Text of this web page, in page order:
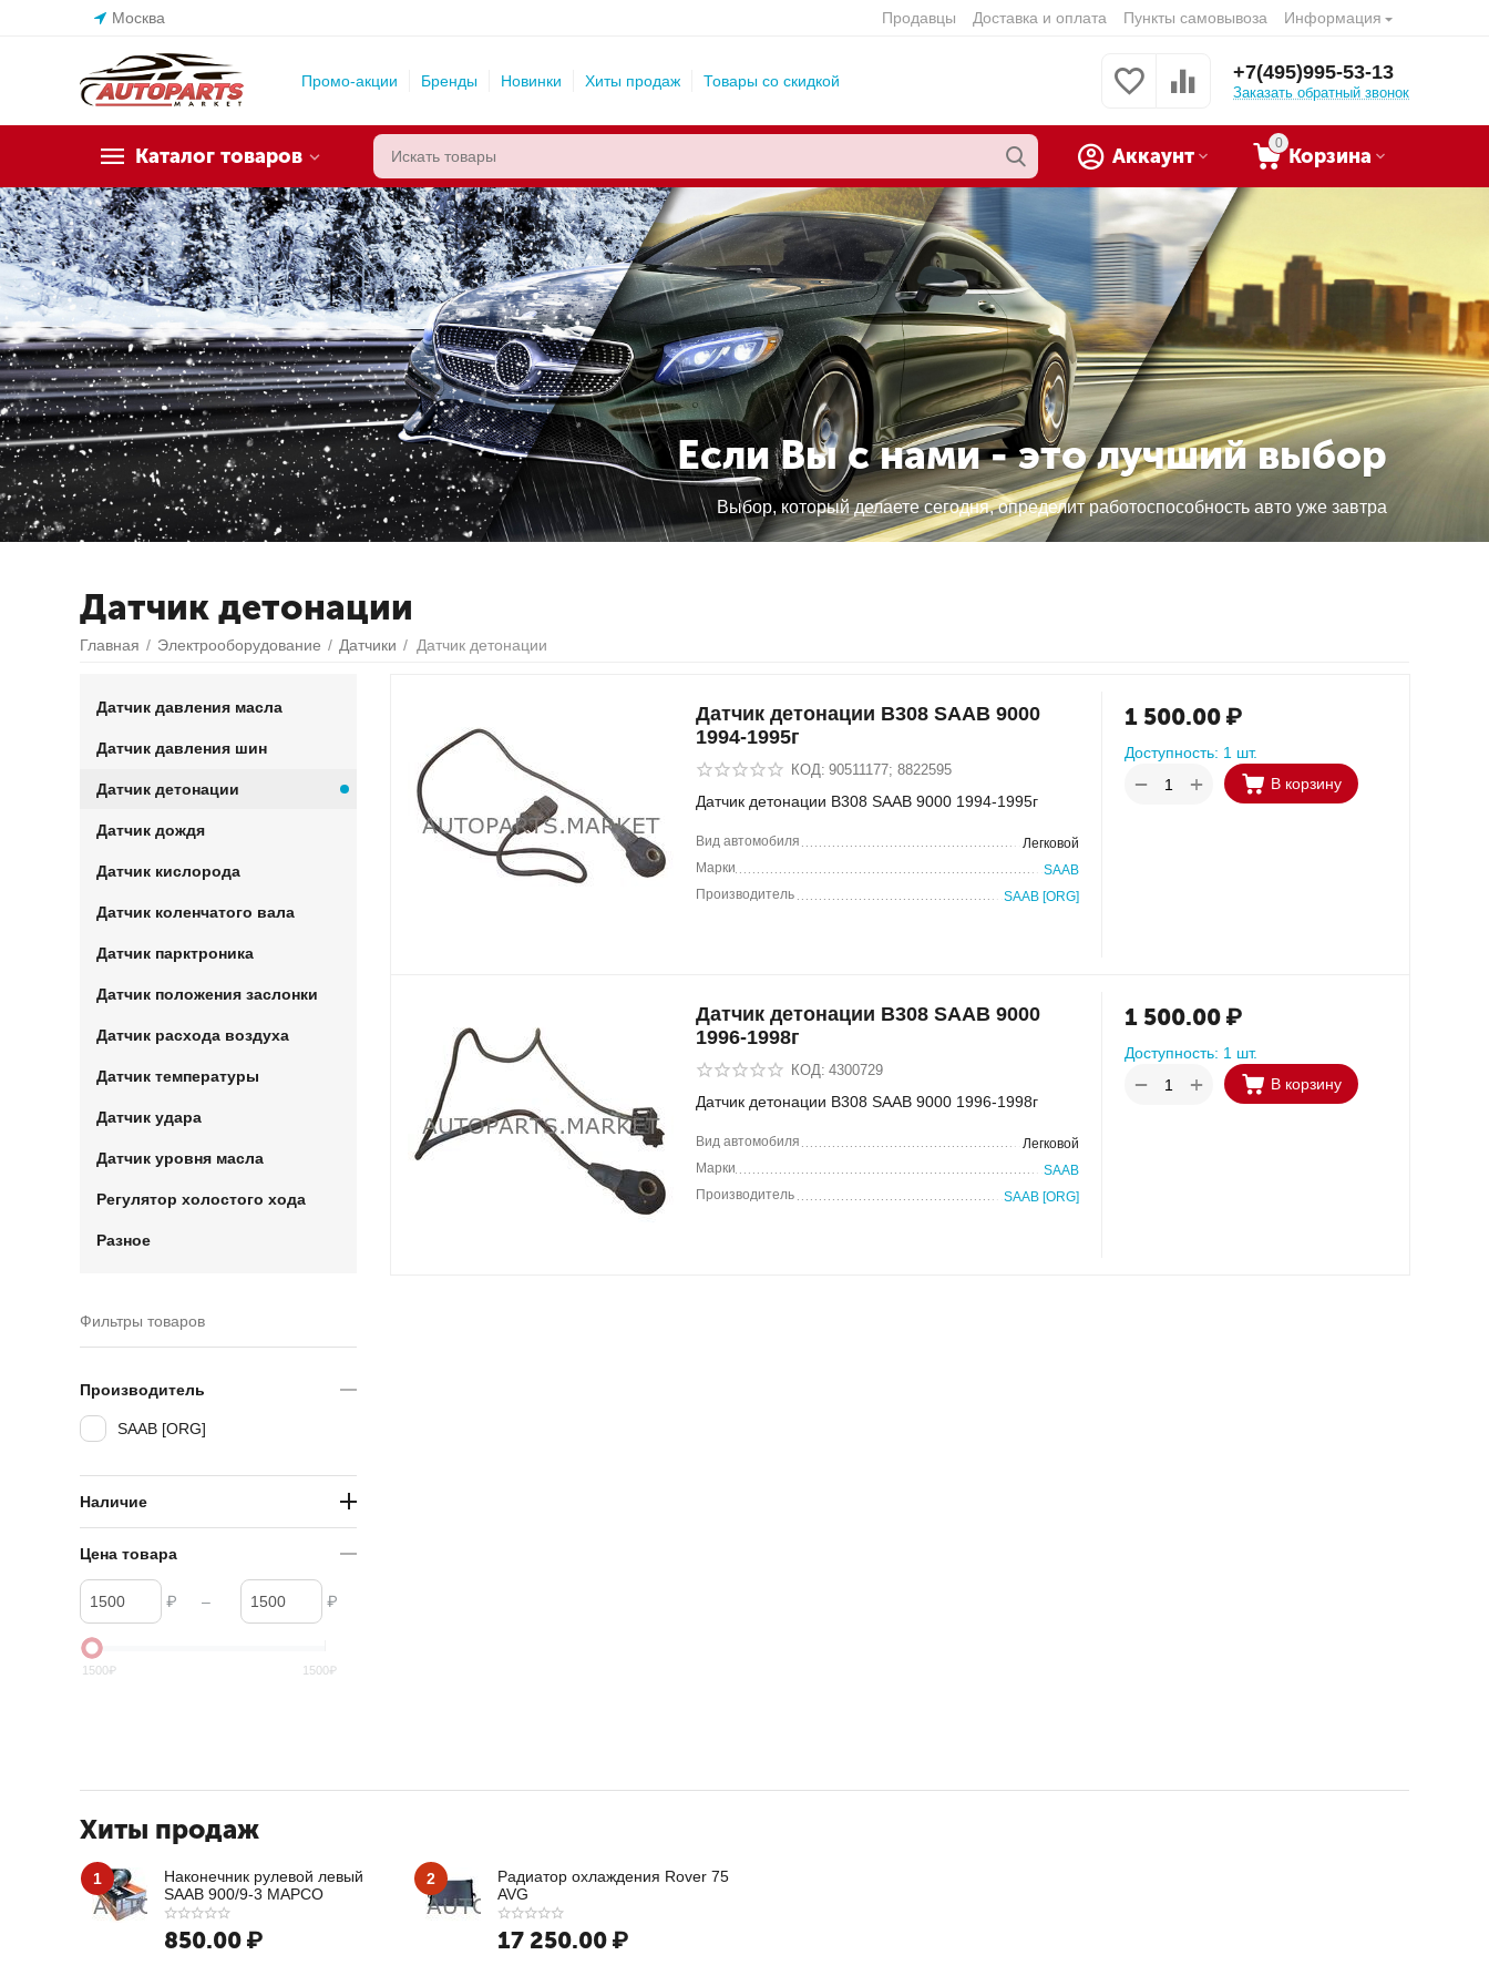
Москва Продавцы Доставка и оплата Пункты самовывоза Информация
Промо-акции Бренды Новинки Хиты продаж Товары со скидкой +7(495)995-53-13
Заказать обратный звонок
Каталог товаров
0
Корзина
Аккаунт
Если Вы с нами - это лучший выбор
Выбор, который делаете сегодня, определит работоспособность авто уже завтра
Датчик детонации
Главная / Электрооборудование / Датчики / Датчик детонации
Датчик детонации B308 SAAB 9000
1994-1995г
КОД: 90511177; 8822595
Датчик детонации B308 SAAB 9000 1994-1995г
Вид автомобиля
Легковой
Марки
SAAB
Производитель
SAAB [ORG]
1 500.00 ₽
Доступность: 1 шт.
+
− В корзину
Датчик детонации B308 SAAB 9000
1996-1998г
КОД: 4300729
Датчик детонации B308 SAAB 9000 1996-1998г
Вид автомобиля
Легковой
Марки
SAAB
Производитель
SAAB [ORG]
1 500.00 ₽
Доступность: 1 шт.
+
− В корзину
Датчик давления масла
Датчик давления шин
Датчик детонации
Датчик дождя
Датчик кислорода
Датчик коленчатого вала
Датчик парктроника
Датчик положения заслонки
Датчик расхода воздуха
Датчик температуры
Датчик удара
Датчик уровня масла
Регулятор холостого хода
Разное
Фильтры товаров
Производитель
SAAB [ORG]
Наличие
Цена товара
₽ – ₽
1500₽ 1500₽
Хиты продаж
1
Наконечник рулевой левый
SAAB 900/9-3 MAPCO
850.00 ₽
2
Радиатор охлаждения Rover 75
AVG
17 250.00 ₽